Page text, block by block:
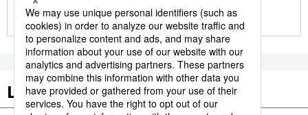
More in this series
Les tags populaires